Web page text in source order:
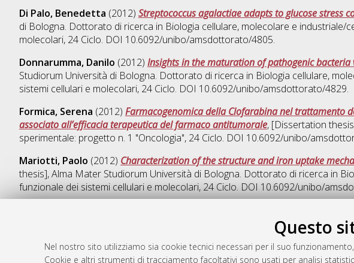
Questo
Nel nostro sito utilizziamo sia cookie tecnici necessari per il suo
Cookie e altri strumenti di tracciamento facoltativi sono usati per analisi
Di Palo, Benedetta (2012) Streptococcus agalactiae adapts to glucose stress
di Bologna. Dottorato di ricerca in Biologia cellulare, molecolare e industriale/
molecolari, 24 Ciclo. DOI 10.6092/unibo/amsdottorato/4805.
Donnarumma, Danilo (2012) Insights in the maturation of pathogenic
Studiorum Università di Bologna. Dottorato di ricerca in Biologia cellulare,
sistemi cellulari e molecolari, 24 Ciclo. DOI 10.6092/unibo/amsdottorato/4829.
Formica, Serena (2012) Farmacogenomica della Clofarabina nel trattamento
associato all’efficacia terapeutica del farmaco antitumorale, [Dissertation
sperimentale: progetto n. 1 "Oncologia", 24 Ciclo. DOI 10.6092/unibo/
Mariotti, Paolo (2012) Characterization of the structure and iron uptake
thesis], Alma Mater Studiorum Università di Bologna. Dottorato di ricerca in
funzionale dei sistemi cellulari e molecolari, 24 Ciclo. DOI 10.6092/unibo/
Atom
AMS Dottorato